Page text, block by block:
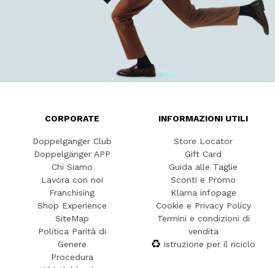
CORPORATE
Doppelgänger Club
Doppelgänger APP
Chi Siamo
Lavora con noi
Franchising
Shop Experience
SiteMap
Politica Parità di
Genere
Procedura
INFORMAZIONI UTILI
Store Locator
Gift Card
Guida alle Taglie
Sconti e Promo
Klarna infopage
Cookie e Privacy Policy
Termini e condizioni di
vendita
Istruzione per il riciclo